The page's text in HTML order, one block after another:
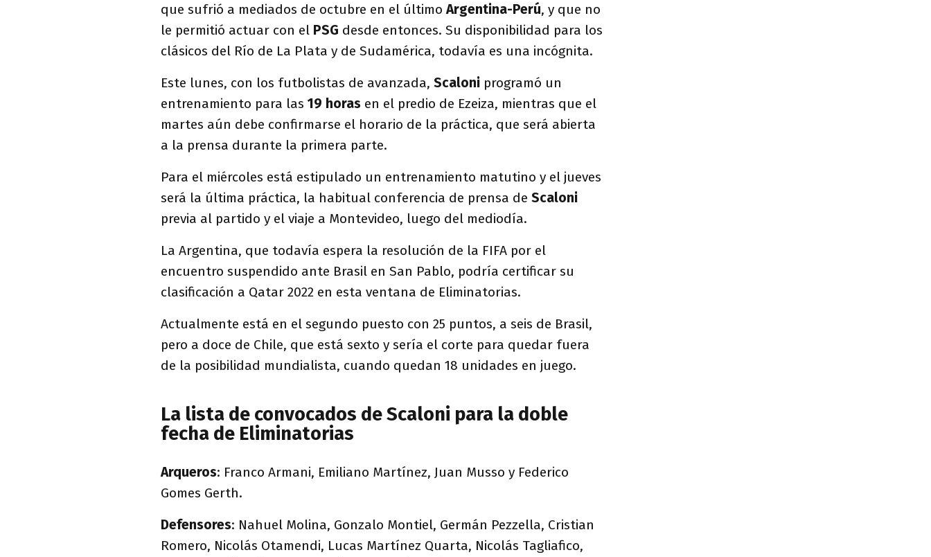
que sufrió a mediados de octubre en el últimoArgentina-Perú, y que no
le permitió actuar con el PSG desde entonces. Su disponibilidad para los
clásicos del Río de La Plata y de Sudamérica, todavía es una incógnita.
Este lunes, con los futbolistas de avanzada, Scaloni programó un
entrenamiento para las 19 horas en el predio de Ezeiza, mientras que el
martes aún debe confirmarse el horario de la práctica, que será abierta
a la prensa durante la primera parte.
Para el miércoles está estipulado un entrenamiento matutino y el jueves
será la última práctica, la habitual conferencia de prensa de Scaloni
previa al partido y el viaje a Montevideo, luego del mediodía.
La Argentina, que todavía espera la resolución de la FIFA por el
encuentro suspendido ante Brasil en San Pablo, podría certificar su
clasificación a Qatar 2022 en esta ventana de Eliminatorias.
Actualmente está en el segundo puesto con 25 puntos, a seis de Brasil,
pero a doce de Chile, que está sexto y sería el corte para quedar fuera
de la posibilidad mundialista, cuando quedan 18 unidades en juego.
La lista de convocados de Scaloni para la doble
fecha de Eliminatorias
Arqueros: Franco Armani, Emiliano Martínez, Juan Musso y Federico
Gomes Gerth.
Defensores: Nahuel Molina, Gonzalo Montiel, Germán Pezzella, Cristian
Romero, Nicolás Otamendi, Lucas Martínez Quarta, Nicolás Tagliafico,